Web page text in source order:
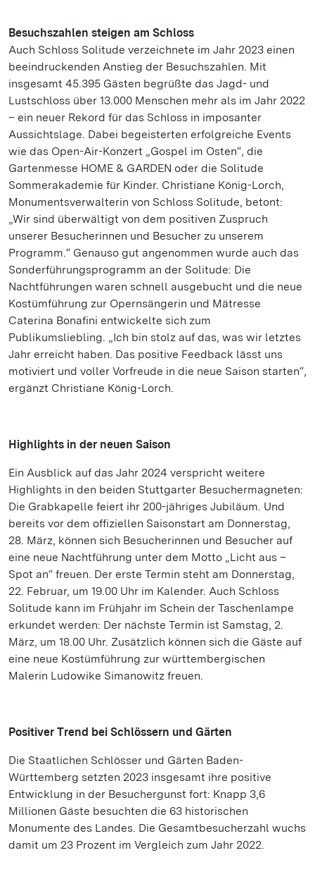
Besuchszahlen steigen am Schloss
Auch Schloss Solitude verzeichnete im Jahr 2023 einen
beeindruckenden Anstieg der Besuchszahlen. Mit
insgesamt 45.395 Gästen begrüßte das Jagd- und
Lustschloss über 13.000 Menschen mehr als im Jahr 2022
– ein neuer Rekord für das Schloss in imposanter
Aussichtslage. Dabei begeisterten erfolgreiche Events
wie das Open-Air-Konzert „Gospel im Osten“, die
Gartenmesse HOME & GARDEN oder die Solitude
Sommerakademie für Kinder. Christiane König-Lorch,
Monumentsverwalterin von Schloss Solitude, betont:
„Wir sind überwältigt von dem positiven Zuspruch
unserer Besucherinnen und Besucher zu unserem
Programm.“ Genauso gut angenommen wurde auch das
Sonderführungsprogramm an der Solitude: Die
Nachtführungen waren schnell ausgebucht und die neue
Kostümführung zur Opernsängerin und Mätresse
Caterina Bonafini entwickelte sich zum
Publikumsliebling. „Ich bin stolz auf das, was wir letztes
Jahr erreicht haben. Das positive Feedback lässt uns
motiviert und voller Vorfreude in die neue Saison starten“,
ergänzt Christiane König-Lorch.
Highlights in der neuen Saison
Ein Ausblick auf das Jahr 2024 verspricht weitere
Highlights in den beiden Stuttgarter Besuchermagneten:
Die Grabkapelle feiert ihr 200-jähriges Jubiläum. Und
bereits vor dem offiziellen Saisonstart am Donnerstag,
28. März, können sich Besucherinnen und Besucher auf
eine neue Nachtführung unter dem Motto „Licht aus –
Spot an“ freuen. Der erste Termin steht am Donnerstag,
22. Februar, um 19.00 Uhr im Kalender. Auch Schloss
Solitude kann im Frühjahr im Schein der Taschenlampe
erkundet werden: Der nächste Termin ist Samstag, 2.
März, um 18.00 Uhr. Zusätzlich können sich die Gäste auf
eine neue Kostümführung zur württembergischen
Malerin Ludowike Simanowitz freuen.
Positiver Trend bei Schlössern und Gärten
Die Staatlichen Schlösser und Gärten Baden-
Württemberg setzten 2023 insgesamt ihre positive
Entwicklung in der Besuchergunst fort: Knapp 3,6
Millionen Gäste besuchten die 63 historischen
Monumente des Landes. Die Gesamtbesucherzahl wuchs
damit um 23 Prozent im Vergleich zum Jahr 2022.